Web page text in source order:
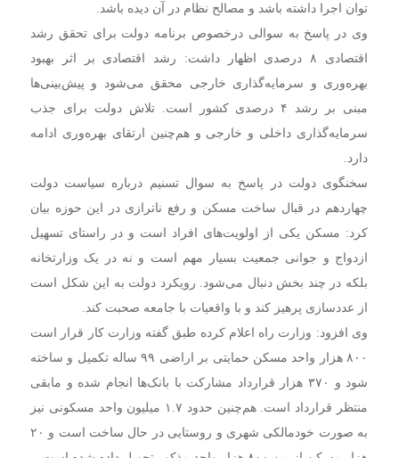
توان اجرا داشته باشد و مصالح نظام در آن دیده باشد.
وی در پاسخ به سوالی درخصوص برنامه دولت برای تحقق رشد
اقتصادی ۸ درصدی اظهار داشت: رشد اقتصادی بر اثر بهبود
بهره‌وری و سرمایه‌گذاری خارجی محقق می‌شود و پیش‌بینی‌ها
مبنی بر رشد ۴ درصدی کشور است. تلاش دولت برای جذب
سرمایه‌گذاری داخلی و خارجی و هم‌چنین ارتقای بهره‌وری ادامه
دارد.
سخنگوی دولت در پاسخ به سوال تسنیم درباره سیاست دولت
چهاردهم در قبال ساخت مسکن و رفع ناترازی در این حوزه بیان
کرد: مسکن یکی از اولویت‌های افراد است و در راستای تسهیل
ازدواج و جوانی جمعیت بسیار مهم است و نه در یک وزارتخانه
بلکه در چند بخش دنبال می‌شود. رویکرد دولت به این شکل است
از عددسازی پرهیز کند و با واقعیات با جامعه صحبت کند.
وی افزود: وزارت راه اعلام کرده طبق گفته وزارت کار قرار است
۸۰۰ هزار واحد مسکن حمایتی بر اراضی ۹۹ ساله تکمیل و ساخته
شود و ۳۷۰ هزار قرارداد مشارکت با بانک‌ها انجام شده و مابقی
منتظر قرارداد است. هم‌چنین حدود ۱.۷ میلیون واحد مسکونی نیز
به صورت خودمالکی شهری و روستایی در حال ساخت است و ۲۰